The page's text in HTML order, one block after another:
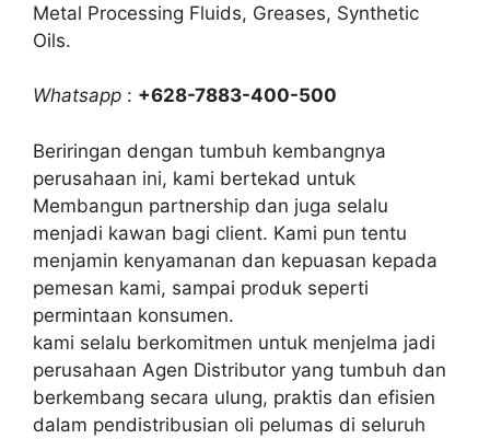
Metal Processing Fluids, Greases, Synthetic
Oils.
Whatsapp : +628-7883-400-500
Beriringan dengan tumbuh kembangnya
perusahaan ini, kami bertekad untuk
Membangun partnership dan juga selalu
menjadi kawan bagi client. Kami pun tentu
menjamin kenyamanan dan kepuasan kepada
pemesan kami, sampai produk seperti
permintaan konsumen.
kami selalu berkomitmen untuk menjelma jadi
perusahaan Agen Distributor yang tumbuh dan
berkembang secara ulung, praktis dan efisien
dalam pendistribusian oli pelumas di seluruh